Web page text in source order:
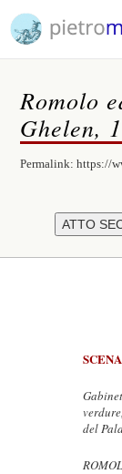
Romolo
Ghelen,
Permalink:https://
del